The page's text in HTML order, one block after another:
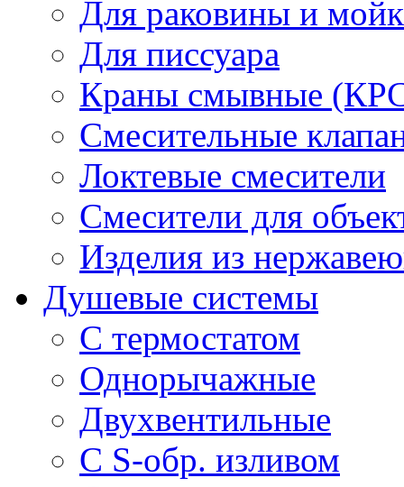
Для раковины и
Для писсуара
Краны смывные
Смесительные
Локтевые смесители
Смесители для
Изделия из
Душевые системы
С термостатом
Однорычажные
Двухвентильные
С S-обр. изливом